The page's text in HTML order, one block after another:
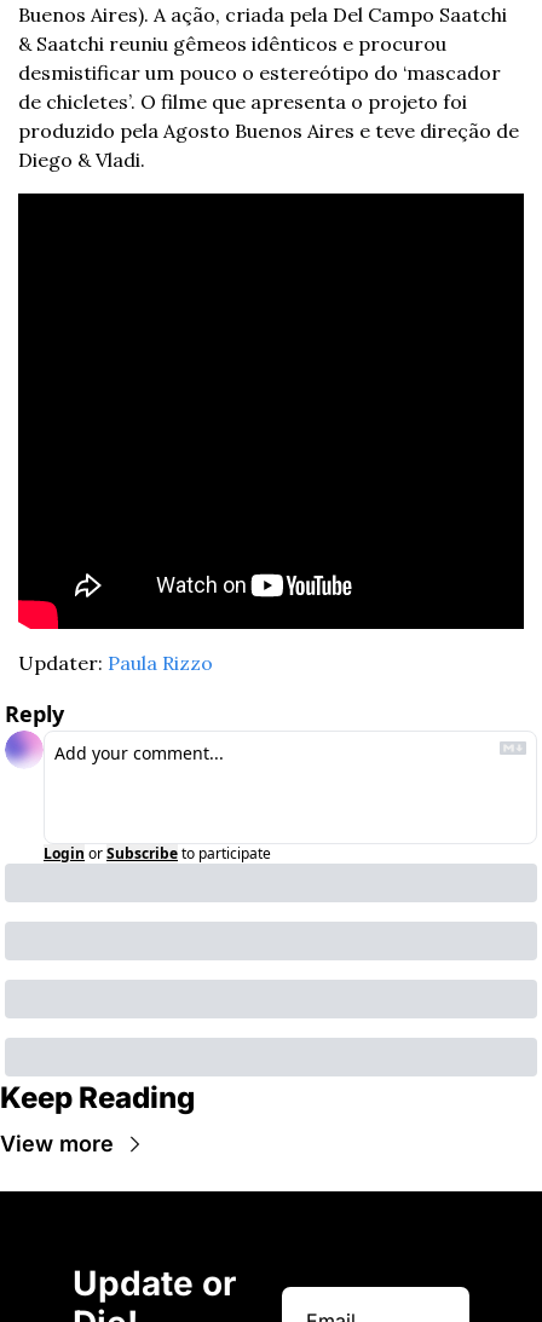
Buenos Aires). A ação, criada pela Del Campo Saatchi
& Saatchi reuniu gêmeos idênticos e procurou
desmistificar um pouco o estereótipo do ‘mascador
de chicletes’. O filme que apresenta o projeto foi
produzido pela Agosto Buenos Aires e teve direção de
Diego & Vladi.
Updater: Paula Rizzo
Reply
Login orSubscribeto participate
Keep Reading
View more
Update or